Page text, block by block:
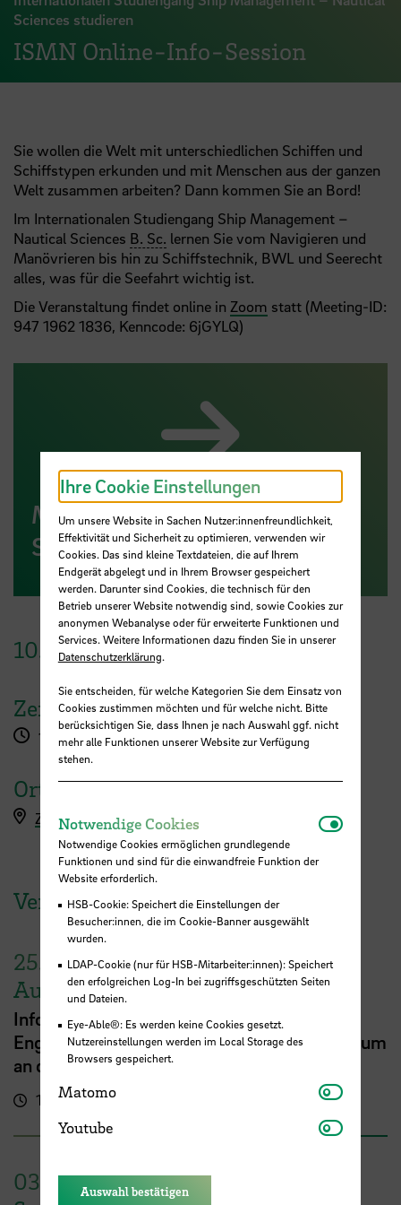
Sciences studieren
ISMN Online-Info-Session
Sie wollen die Welt mit unterschiedlichen Schiffen und
Schiffstypen erkunden und mit Menschen aus der ganzen
Welt zusammen arbeiten? Dann kommen Sie an Bord!
Im Internationalen Studiengang Ship Management –
Nautical Sciences B. Sc. lernen Sie vom Navigieren und
Manövrieren bis hin zu Schiffstechnik, BWL und Seerecht
alles, was für die Seefahrt wichtig ist.
Die Veranstaltung findet online in Zoom statt (Meeting-ID:
947 1962 1836, Kenncode: 6jGYLQ)
Mehr Informationen zum
Studiengang
10. Juli2026
Zeit
16:00 Uhr
Ort
Zoom-Raum (Kenncode: 6jGYLQ )
Veranstaltungen der HSB
25.
August
Info Session zu Vollzeitprogrammen:
Englischsprachiges MBA- oder Masterstudium
an der HSB
16:00 - 17:00 Uhr Online-Veranstaltung
03.
Ihre Cookie Einstellungen
Um unsere Website in Sachen Nutzer:innenfreundlichkeit,
Effektivität und Sicherheit zu optimieren, verwenden wir
Cookies. Das sind kleine Textdateien, die auf Ihrem
Endgerät abgelegt und in Ihrem Browser gespeichert
werden. Darunter sind Cookies, die technisch für den
Betrieb unserer Website notwendig sind, sowie Cookies zur
anonymen Webanalyse oder für erweiterte Funktionen und
Services. Weitere Informationen dazu finden Sie in unserer
Datenschutzerklärung.
Sie entscheiden, für welche Kategorien Sie dem Einsatz von
Cookies zustimmen möchten und für welche nicht. Bitte
berücksichtigen Sie, dass Ihnen je nach Auswahl ggf. nicht
mehr alle Funktionen unserer Website zur Verfügung
stehen.
Notwendige Cookies
Notwendige Cookies ermöglichen grundlegende
Funktionen und sind für die einwandfreie Funktion der
Website erforderlich.
HSB-Cookie: Speichert die Einstellungen der
Besucher:innen, die im Cookie-Banner ausgewählt
wurden.
LDAP-Cookie (nur für HSB-Mitarbeiter:innen): Speichert
den erfolgreichen Log-In bei zugriffsgeschützten Seiten
und Dateien.
Eye-Able®: Es werden keine Cookies gesetzt.
Nutzereinstellungen werden im Local Storage des
Browsers gespeichert.
Matomo Matomo
Youtube Youtube
Auswahl bestätigen